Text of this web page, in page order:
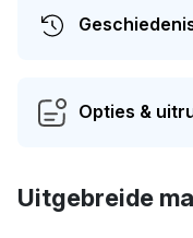
Opties &
Uitgebreide